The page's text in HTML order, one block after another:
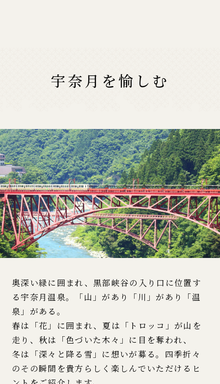
宇奈月を愉しむ
奥深い緑に囲まれ、黒部峡谷の入り口に位置す
る宇奈月温泉。「山」があり「川」があり「温
泉」がある。
春は「花」に囲まれ、夏は「トロッコ」が山を
走り、秋は「色づいた木々」に目を奪われ、
冬は「深々と降る雪」に想いが募る。四季折々
のその瞬間を貴方らしく楽しんでいただけるヒ